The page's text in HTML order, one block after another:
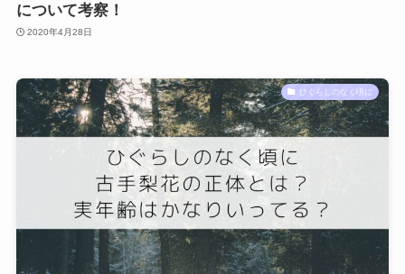
について考察！
2020年4月28日
ひぐらしのなく頃に